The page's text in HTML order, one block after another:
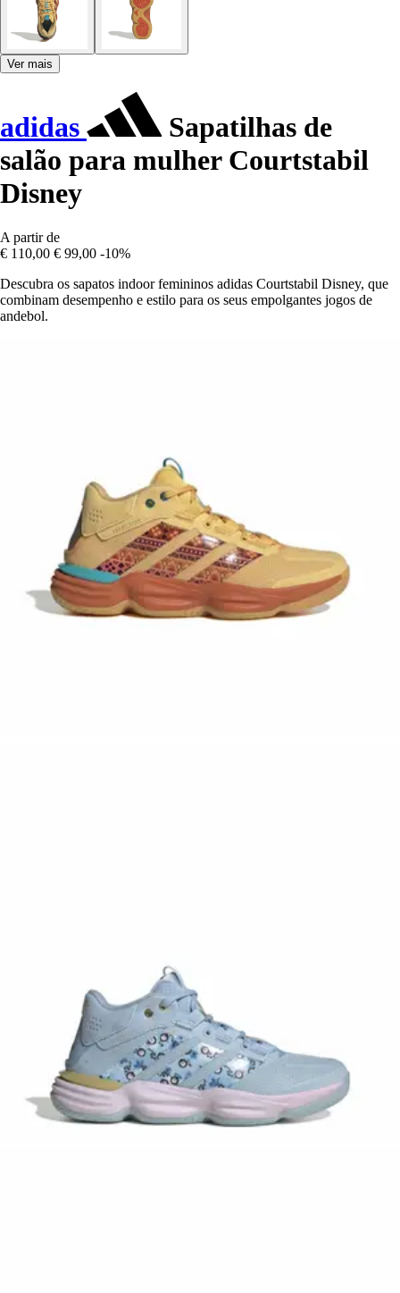
Ver mais
adidas
Sapatilhas de
salão para mulher Courtstabil
Disney
A partir de
€ 110,00 € 99,00 -10%
Descubra os sapatos indoor femininos adidas Courtstabil Disney, que
combinam desempenho e estilo para os seus empolgantes jogos de
andebol.